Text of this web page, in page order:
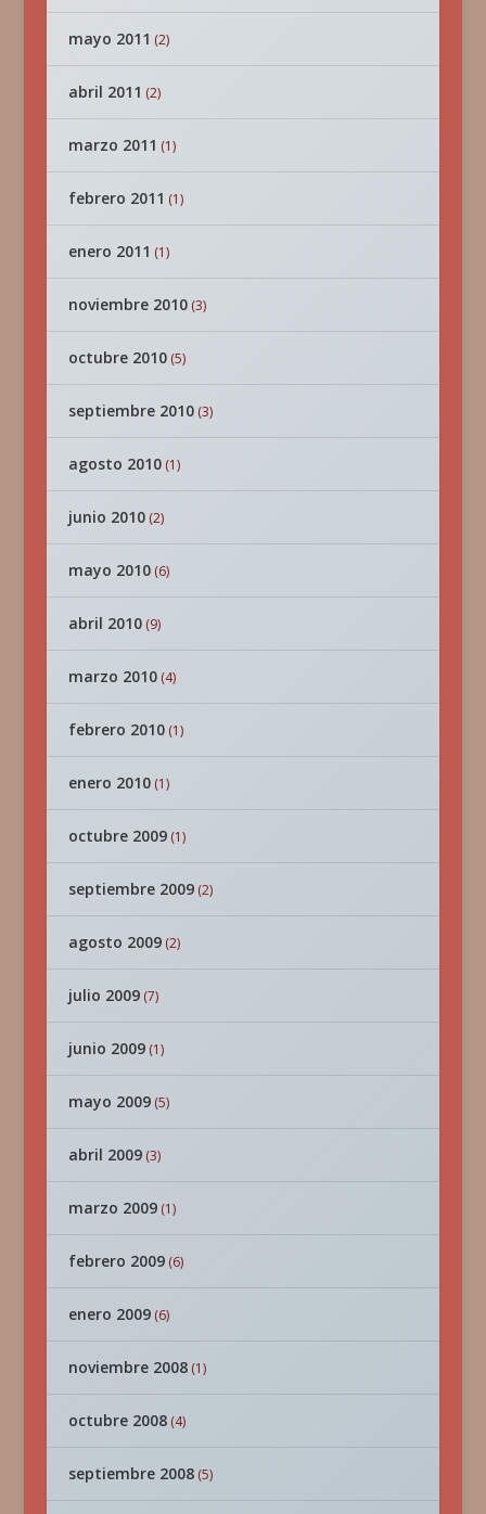
mayo 2011 (2)
abril 2011 (2)
marzo 2011 (1)
febrero 2011 (1)
enero 2011 (1)
noviembre 2010(3)
octubre 2010(5)
septiembre 2010(3)
agosto 2010(1)
junio 2010(2)
mayo 2010(6)
abril 2010(9)
marzo 2010(4)
febrero 2010(1)
enero 2010(1)
octubre 2009(1)
septiembre 2009(2)
agosto 2009(2)
julio 2009(7)
junio 2009(1)
mayo 2009(5)
abril 2009(3)
marzo 2009(1)
febrero 2009(6)
enero 2009(6)
noviembre 2008(1)
octubre 2008(4)
septiembre 2008(5)